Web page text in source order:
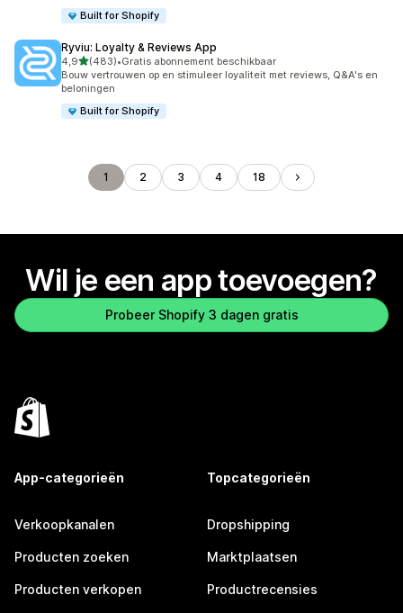
Built for Shopify
Ryviu: Loyalty & Reviews App
4,9van 5 sterren
(483)
483 recensies in totaal
•Gratis abonnement beschikbaar
Bouw vertrouwen op en stimuleer loyaliteit met reviews, Q&A's en
beloningen
Built for Shopify
1 2 3 4 18
Wil je een app toevoegen?
Probeer Shopify 3 dagen gratis
App-categorieën
Verkoopkanalen
Producten zoeken
Producten verkopen
Topcategorieën
Dropshipping
Marktplaatsen
Productrecensies